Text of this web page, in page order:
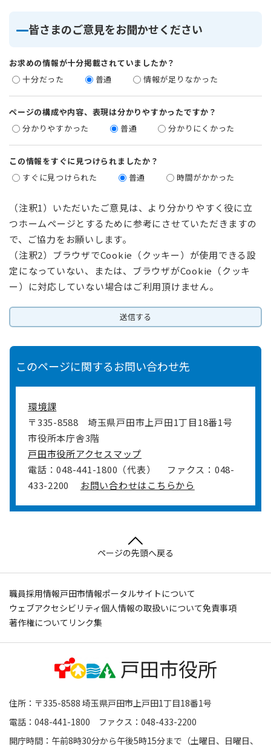
皆さまのご意見をお聞かせください
お求めの情報が十分掲載されていましたか？
十分だった
普通 情報が足りなかった
ページの構成や内容、表現は分かりやすかったですか？
分かりやすかった
普通 分かりにくかった
この情報をすぐに見つけられましたか？
すぐに見つけられた
普通 時間がかかった
（注釈1）いただいたご意見は、より分かりやすく役に立
つホームページとするために参考にさせていただきますの
で、ご協力をお願いします。
（注釈2）ブラウザでCookie（クッキー）が使用できる設
定になっていない、または、ブラウザがCookie（クッキ
ー）に対応していない場合はご利用頂けません。
このページに関するお問い合わせ先
環境課
〒335-8588
埼玉県戸田市上戸田1丁目18番1号
市役所本庁舎3階
戸田市役所アクセスマップ
電話：048-441-1800（代表）
ファクス：048-
433-2200
お問い合わせはこちらから
ページの先頭へ戻る
職員採用情報戸田市情報ポータルサイトについて
ウェブアクセシビリティ個人情報の取扱いについて免責事項
著作権について リンク集
住所：〒335-8588 埼玉県戸田市上戸田1丁目18番1号
電話：048-441-1800 ファクス：048-433-2200
開庁時間：午前8時30分から午後5時15分まで（土曜日、日曜日、